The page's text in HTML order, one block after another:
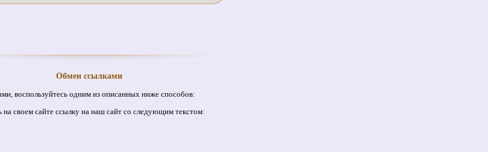
Обмен ссылками
воспользуйтесь одним из описанных ниже способов:
своем сайте ссылку на наш сайт со следующим текстом: